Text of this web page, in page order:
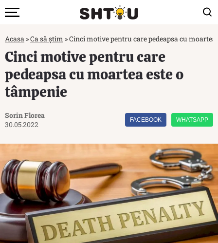
Acasa »Ca să știm »Cinci motive pentru care pedeapsa cu moartea
Cinci motive pentru care
pedeapsa cu moartea este o
tâmpenie
Sorin Florea
30.05.2022
FACEBOOK WHATSAPP